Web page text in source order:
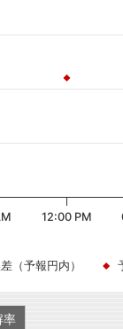
（予報円内）
12:00 PM
率